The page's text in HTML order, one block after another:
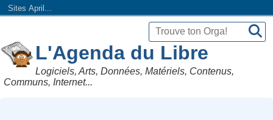
Sites April...
L'Agenda du Libre
Logiciels, Arts, Données, Matériels, Contenus,
Communs, Internet...